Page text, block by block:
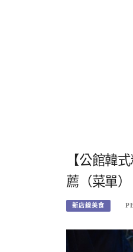
【公館韓
薦（菜單）
新店線美食